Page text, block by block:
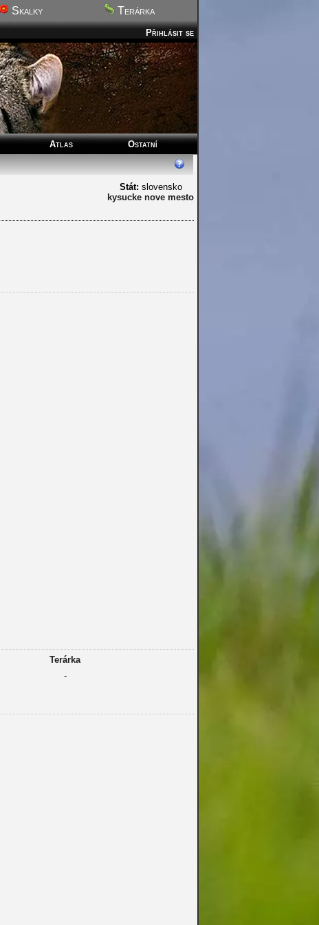
Skalky Terárka
Přihlásit se
Atlas
Ostatní
Stát: slovensko
kysucke nove mesto
Terárka
-